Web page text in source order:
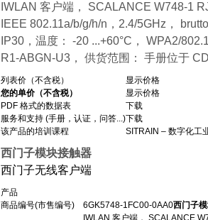
IWLAN 客户端， SCALANCE W748-1
IEEE 802.11a/b/g/h/n，2.4/5GHz，
IP30，温度： -20 ...+60°C， WPA2/
R1-ABGN-U3， 供货范围： 手册位于
列表价（不含税）
显示价格
您的单价（不含税）
显示价格
PDF 格式的数据表
下载
服务和支持 (手册，认证，问答...)下载
该产品的培训课程
SITRAIN – 数字化工
西门子模块接触器
西门子无线客户端
产品
商品编号(市售编号)
6GK5748-1FC00-0AA0西门子
IWLAN 客户端， SCALANCE